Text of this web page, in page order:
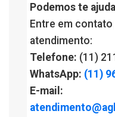
Podemos te
Entre em contato
atendimento:
Telefone: (11)
WhatsApp: (11)
E-mail: